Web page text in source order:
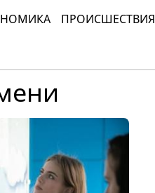
ПРОИСШЕСТВИЯ